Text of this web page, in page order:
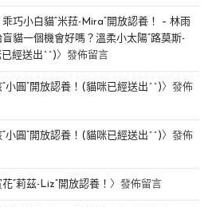
巧小白貓“米菈-Mira”開放認養！ – 林雨
盲貓一個機會好嗎？溫柔小太陽“路莫斯-
經送出^^)〉發佈留言
“小圓”開放認養！(貓咪已經送出^^)〉發佈
“小圓”開放認養！(貓咪已經送出^^)〉發佈
“莉茲-Liz”開放認養！ 〉發佈留言